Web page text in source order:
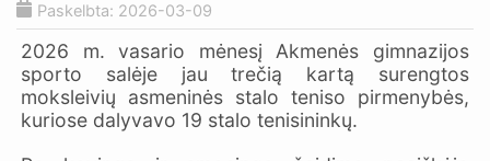
Paskelbta: 2026-03-09
2026 m. vasario mėnesį Akmenės gimnazijos
sporto salėje jau trečią kartą surengtos
moksleivių asmeninės stalo teniso pirmenybės,
kuriose dalyvavo 19 stalo tenisininkų.